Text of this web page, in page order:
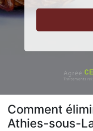
Comment
Athies-sous-